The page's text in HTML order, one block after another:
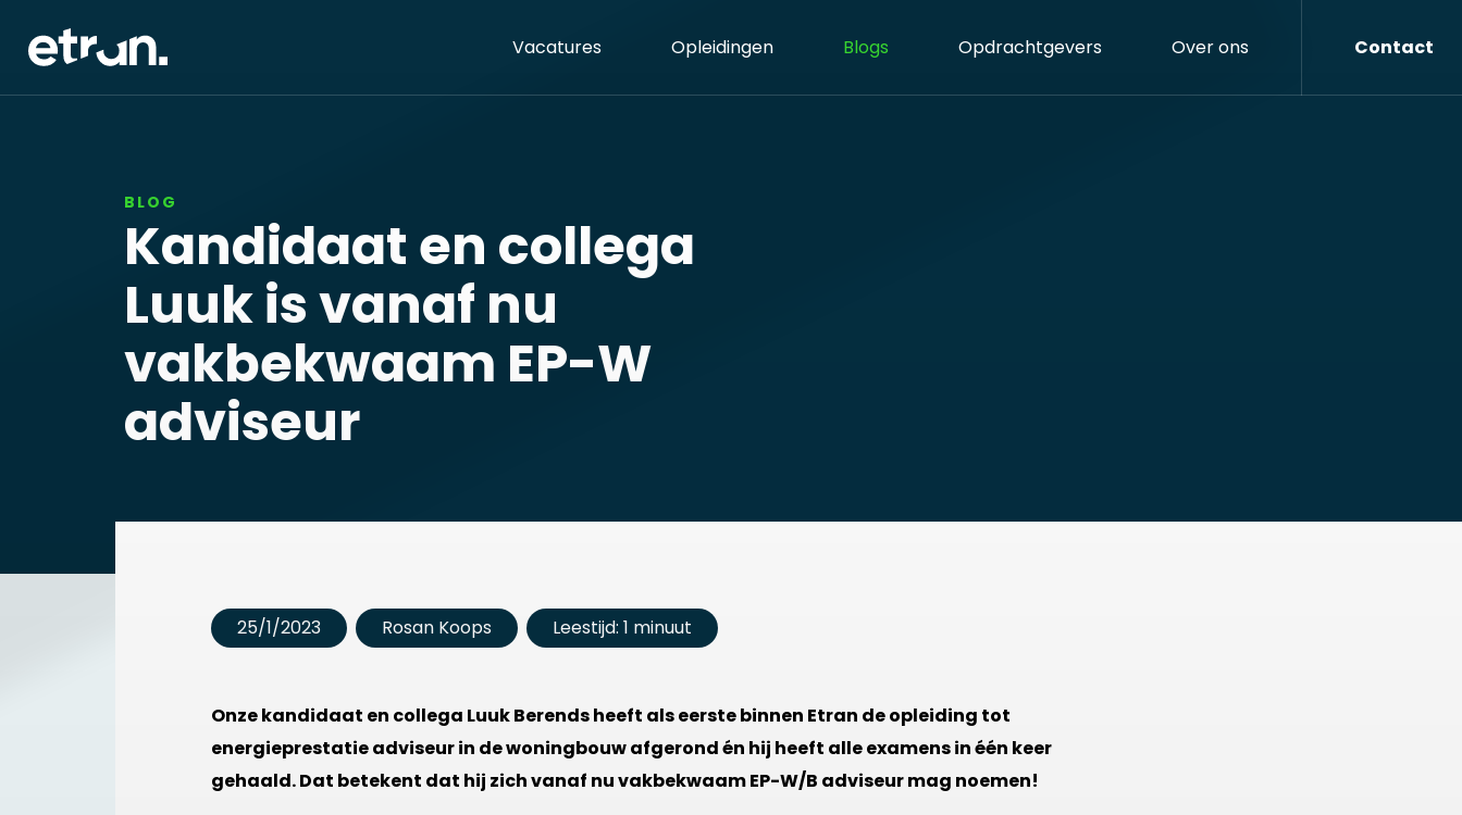
Vacatures Opleidingen Blogs Opdrachtgevers Over ons Contact
BLOG
Kandidaat en collega
Luuk is vanaf nu
vakbekwaam EP-W
adviseur
25/1/2023 Rosan Koops Leestijd: 1 minuut
Onze kandidaat en collega Luuk Berends heeft als eerste binnen Etran de opleiding tot
energieprestatie adviseur in de woningbouw afgerond én hij heeft alle examens in één keer
gehaald. Dat betekent dat hij zich vanaf nu vakbekwaam EP-W/B adviseur mag noemen!